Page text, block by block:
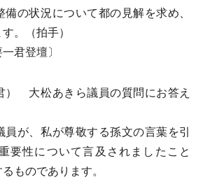
の状況について都の見解を求め、
。（拍手）
登壇〕
） 大松あきら議員の質問にお答え
が、私が尊敬する孫文の言葉を引
要性について言及されましたこと
ものであります。